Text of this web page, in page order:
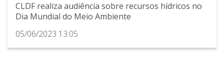
CLDF realiza audiência sobre recursos hídricos no
Dia Mundial do Meio Ambiente
05/06/2023 13:05